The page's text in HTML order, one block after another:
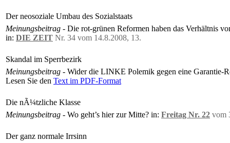
Der neosoziale Umbau des Sozialstaats
Meinungsbeitrag - Die rot-grünen Reformen haben das Verhältnis
in: DIE ZEIT Nr. 34 vom 14.8.2008, 13.
Skandal im Sperrbezirk
Meinungsbeitrag - Wider die LINKE Polemik gegen eine Garantie-
Lesen Sie den Text im PDF-Format
Die nÃ¼tzliche Klasse
Meinungsbeitrag - Wo geht’s hier zur Mitte? in: Freitag Nr. 22 vom
Der ganz normale Irrsinn